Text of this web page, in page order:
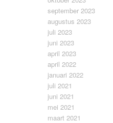
september 2023
augustus 2023
juli 2023
juni 2023
april 2023
april 2022
januari 2022
juli 2021
juni 2021
mei 2021
maart 2021